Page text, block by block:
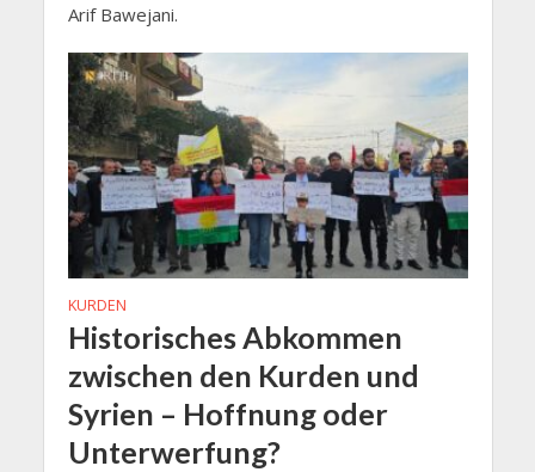
Arif Bawejani.
KURDEN
Historisches Abkommen
zwischen den Kurden und
Syrien – Hoffnung oder
Unterwerfung?